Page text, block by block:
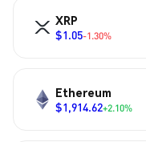
XRP
$1.05-1.30%
Ethereum
$1,914.62+2.10%